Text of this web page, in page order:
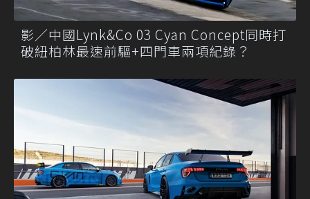
影／中國Lynk&Co 03 Cyan Concept同時打
破紐柏林最速前驅+四門車兩項紀錄？